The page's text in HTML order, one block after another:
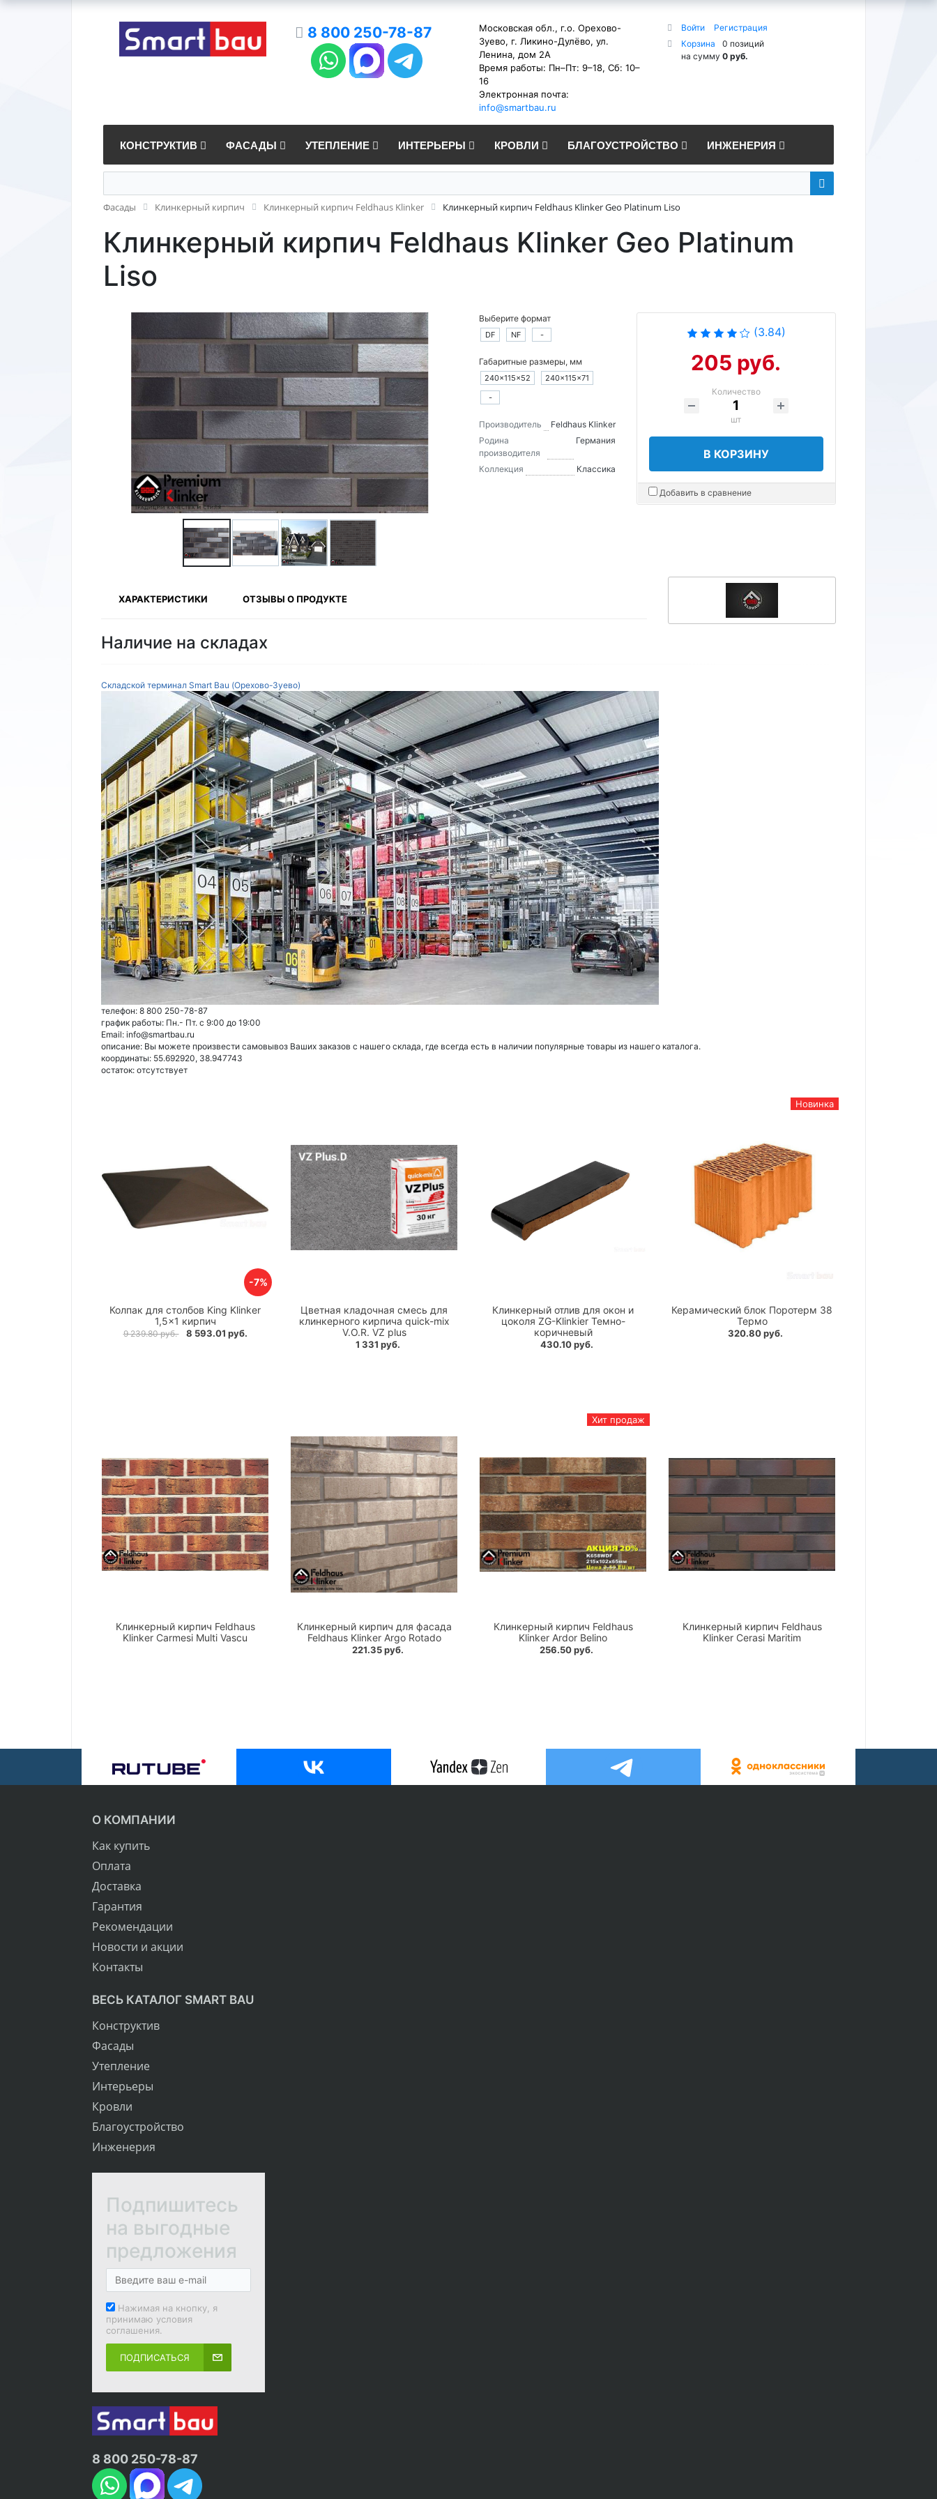
8 800 250-78-87
Московская обл., г.о. Орехово-
Зуево, г. Ликино-Дулёво, ул.
Ленина, дом 2А
Время работы: Пн–Пт: 9–18, Сб: 10–
16
Электронная почта:
info@smartbau.ru
Войти
Регистрация
Корзина
0 позиций
на сумму 0 руб.
КОНСТРУКТИВ ФАСАДЫ УТЕПЛЕНИЕ ИНТЕРЬЕРЫ КРОВЛИ БЛАГОУСТРОЙСТВО ИНЖЕНЕРИЯ
Фасады Клинкерный кирпич Клинкерный кирпич Feldhaus Klinker Клинкерный кирпич Feldhaus Klinker Geo Platinum Liso
Клинкерный кирпич Feldhaus Klinker Geo Platinum
Liso
Выберите формат
DF NF -
Габаритные размеры, мм
240×115×52
240×115×71
-
Производитель
Feldhaus Klinker
Родина
производителя
Германия
Коллекция Классика
(3.84)
205 руб.
Количество
шт
В КОРЗИНУ
Добавить в сравнение
ХАРАКТЕРИСТИКИ ОТЗЫВЫ О ПРОДУКТЕ
Наличие на складах
Складской терминал Smart Bau (Орехово-Зуево)
телефон: 8 800 250-78-87
график работы: Пн.- Пт. с 9:00 до 19:00
Email: info@smartbau.ru
описание: Вы можете произвести самовывоз Ваших заказов с нашего склада, где всегда есть в наличии популярные товары из нашего каталога.
координаты: 55.692920, 38.947743
остаток: отсутствует
-7%
Колпак для столбов King Klinker
1,5×1 кирпич
9 239.80 руб. 8 593.01 руб.
Цветная кладочная смесь для
клинкерного кирпича quick-mix
V.O.R. VZ plus
1 331 руб.
Клинкерный отлив для окон и
цоколя ZG-Klinkier Темно-
коричневый
430.10 руб.
Новинка
Керамический блок Поротерм 38
Термо
320.80 руб.
Клинкерный кирпич Feldhaus
Klinker Carmesi Multi Vascu
Клинкерный кирпич для фасада
Feldhaus Klinker Argo Rotado
221.35 руб.
Хит продаж
Клинкерный кирпич Feldhaus
Klinker Ardor Belino
256.50 руб.
Клинкерный кирпич Feldhaus
Klinker Cerasi Maritim
О КОМПАНИИ
Как купить
Оплата
Доставка
Гарантия
Рекомендации
Новости и акции
Контакты
ВЕСЬ КАТАЛОГ SMART BAU
Конструктив
Фасады
Утепление
Интерьеры
Кровли
Благоустройство
Инженерия
Подпишитесь
на выгодные
предложения
Нажимая на кнопку, я
принимаю условия
соглашения.
ПОДПИСАТЬСЯ
8 800 250-78-87